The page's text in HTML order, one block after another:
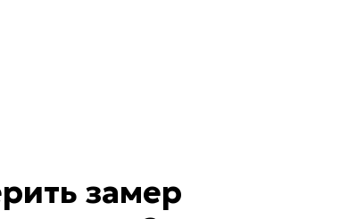
замер